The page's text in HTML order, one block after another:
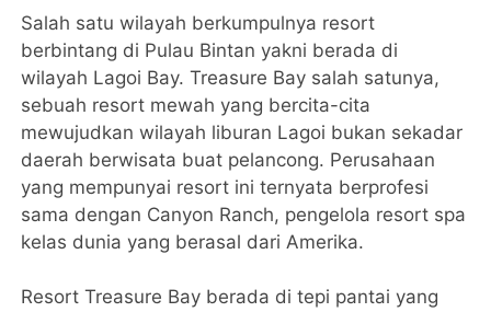
Salah satu wilayah berkumpulnya resort
berbintang di Pulau Bintan yakni berada di
wilayah Lagoi Bay. Treasure Bay salah satunya,
sebuah resort mewah yang bercita-cita
mewujudkan wilayah liburan Lagoi bukan sekadar
daerah berwisata buat pelancong. Perusahaan
yang mempunyai resort ini ternyata berprofesi
sama dengan Canyon Ranch, pengelola resort spa
kelas dunia yang berasal dari Amerika.
Resort Treasure Bay berada di tepi pantai yang